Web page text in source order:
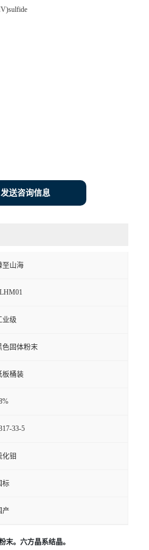
发送咨询信息
至山海
业级
色固体粉末
板桶装
33-5
化钼
标
产
末。六方晶系结晶。